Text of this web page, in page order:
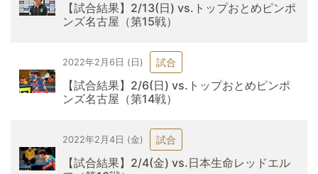
【試合結果】2/13(日) vs.トップおとめピンポ
ンズ名古屋（第15戦）
2022年2月6日 (日) 試合
【試合結果】2/6(日) vs.トップおとめピンポ
ンズ名古屋（第14戦）
2022年2月4日 (金) 試合
【試合結果】2/4(金) vs.日本生命レッドエル